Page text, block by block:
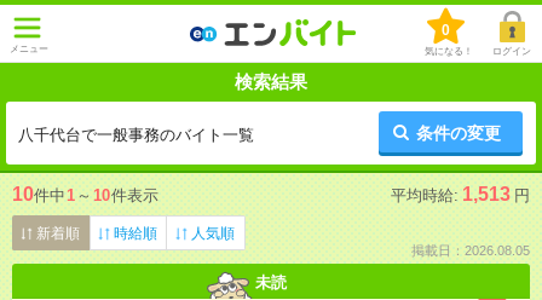
メニュー
0
気になる！ ログイン
検索結果
八千代台で一般事務のバイト一覧 条件の変更
10件中1 ～ 10件表示 平均時給: 1,513 円
新着順 時給順 人気順
掲載日：2026.08.05
未読